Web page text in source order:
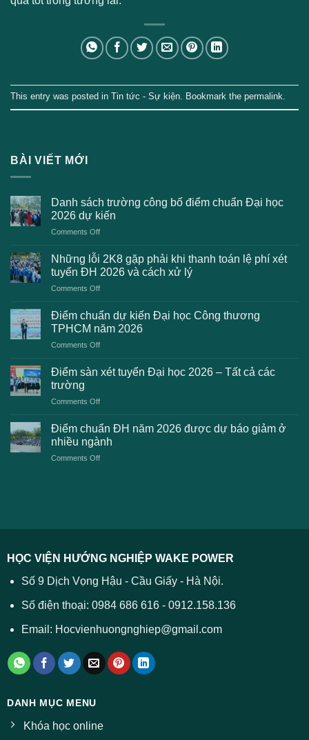
BÀI VIẾT MỚI
Danh sách trường công bố điểm chuẩn Đại học
2026 dự kiến
Comments Offon
sách
trường
công
bố
chuẩn
Đại
kiến
Những lỗi 2K8 gặp phải khi thanh toán lệ phí xét
tuyển ĐH 2026 và cách xử lý
Comments Offon
lỗi
2K8
gặp
phải
thanh
tuyển
ĐH
Điểm chuẩn dự kiến Đại học Công thương
TPHCM năm 2026
Comments Offon
chuẩn
Đại
Công
thương
Điểm sàn xét tuyển Đại học 2026 – Tất cả các
trường
Comments Offon
sàn
xét
tuyển
Đại
Điểm chuẩn ĐH năm 2026 được dự báo giảm ở
nhiều ngành
Comments Offon
giảm
nhiều
This entry was posted in Tin tức - Sự kiện. Bookmark the permalink.
HỌC VIỆN HƯỚNG NGHIỆP WAKE POWER
Số 9 Dịch Vọng Hậu - Cầu Giấy - Hà Nội.
Số điện thoại: 0984 686 616 - 0912.158.136
Email: Hocvienhuongnghiep@gmail.com
DANH MỤC MENU
Khóa học online